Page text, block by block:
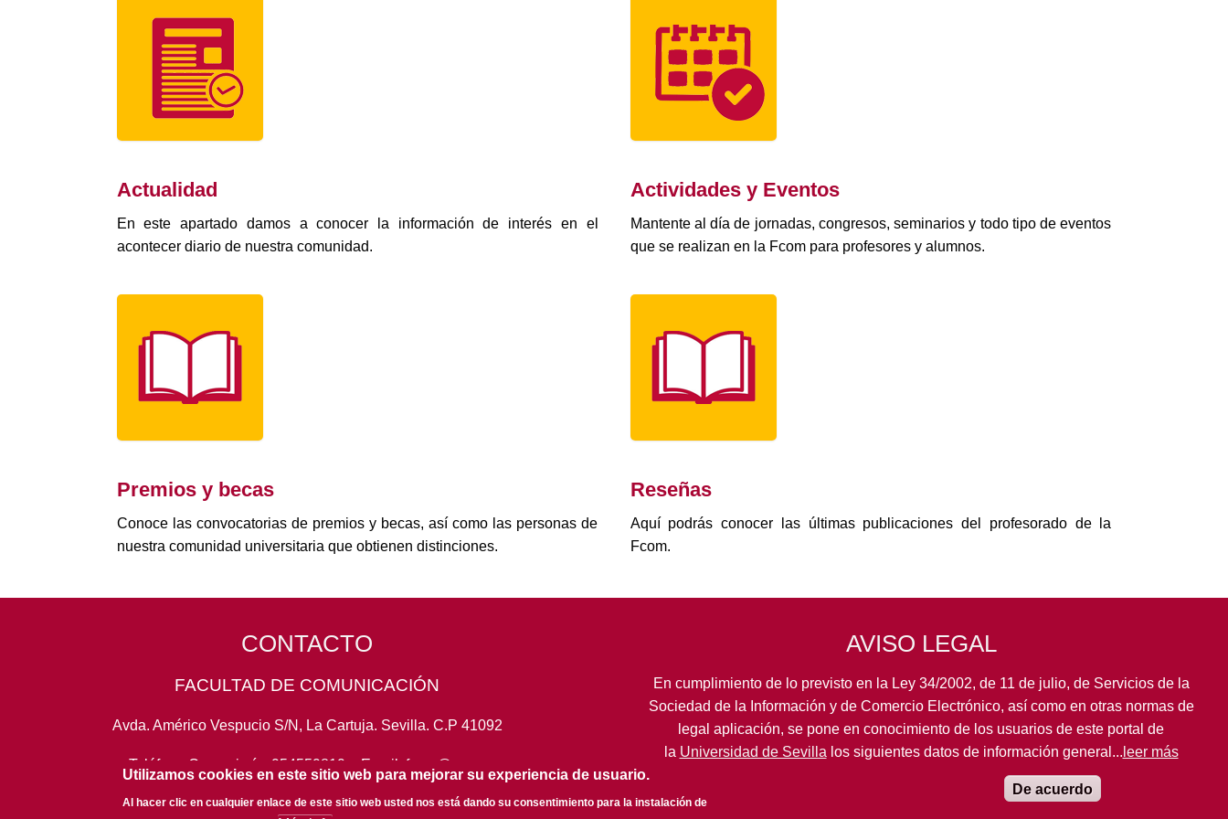
Actualidad
En este apartado damos a conocer la información de interés en el
acontecer diario de nuestra comunidad.
Actividades y Eventos
Mantente al día de jornadas, congresos, seminarios y todo tipo de eventos
que se realizan en la Fcom para profesores y alumnos.
Premios y becas
Conoce las convocatorias de premios y becas, así como las personas de
nuestra comunidad universitaria que obtienen distinciones.
Reseñas
Aquí podrás conocer las últimas publicaciones del profesorado de la
Fcom.
CONTACTO
FACULTAD DE COMUNICACIÓN
Avda. Américo Vespucio S/N, La Cartuja. Sevilla. C.P 41092
Teléfono Conserjería: 954559819 - Email: fcom@us.es
AVISO LEGAL
En cumplimiento de lo previsto en la Ley 34/2002, de 11 de julio, de Servicios de la
Sociedad de la Información y de Comercio Electrónico, así como en otras normas de
legal aplicación, se pone en conocimiento de los usuarios de este portal de
la Universidad de Sevilla los siguientes datos de información general... leer más
Utilizamos cookies en este sitio web para mejorar su experiencia de usuario.
Al hacer clic en cualquier enlace de este sitio web usted nos está dando su consentimiento para la instalación de
De acuerdo